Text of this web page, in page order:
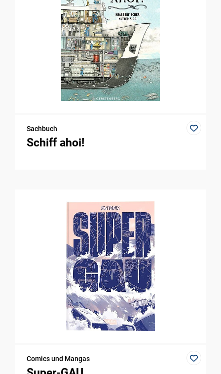
Sachbuch
Schiff ahoi!
Comics und Mangas